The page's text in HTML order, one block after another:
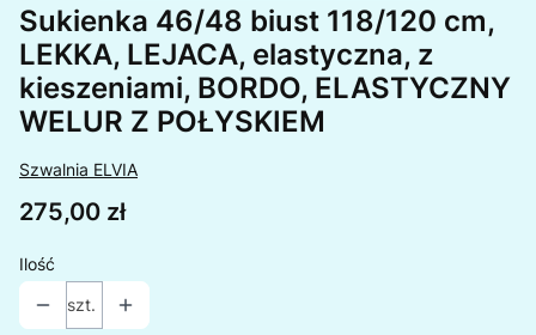
Sukienka 46/48 biust 118/120 cm,
LEKKA, LEJACA, elastyczna, z
kieszeniami, BORDO, ELASTYCZNY
WELUR Z POŁYSKIEM
Szwalnia ELVIA
Cena
275,00 zł
Ilość
szt.